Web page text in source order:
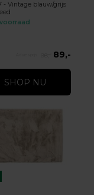
- Vintage blauw/grijs
89,-
SHOP NU